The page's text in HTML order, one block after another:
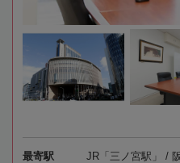
最寄駅
JR「三ノ宮駅」 /